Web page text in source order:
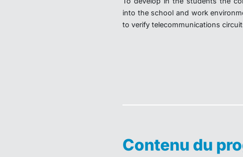
into the school and work
to verify telecommunications
Contenu du